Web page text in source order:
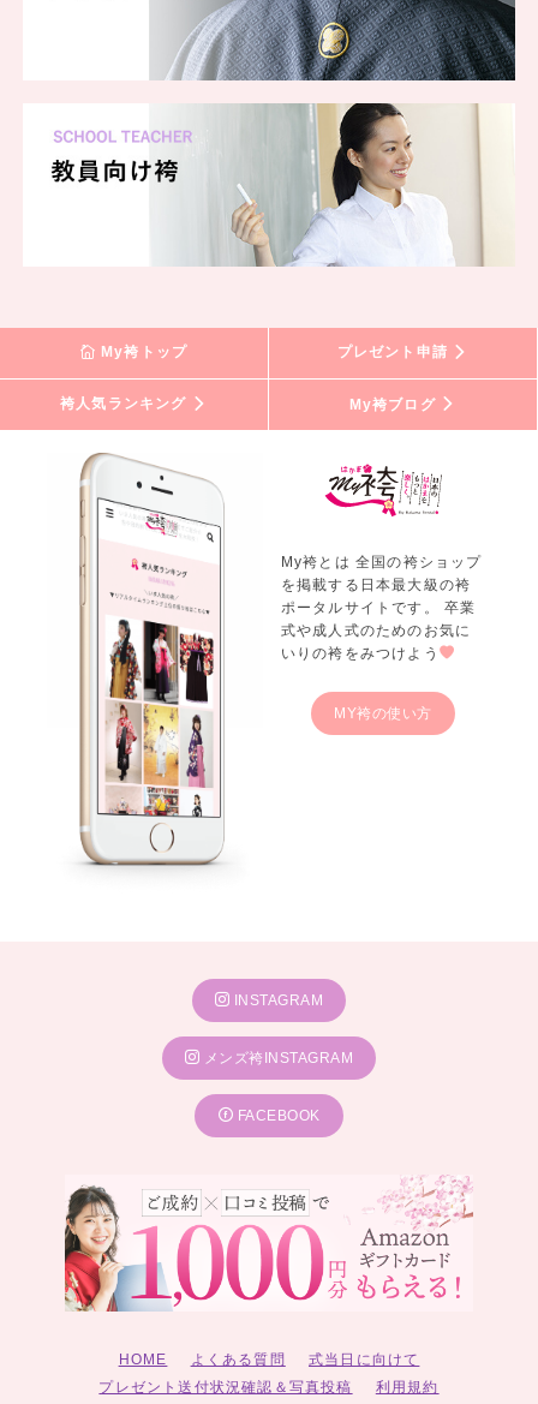
My袴トップ プレゼント申請
袴人気ランキング My袴ブログ
My袴とは 全国の袴ショップ
を掲載する日本最大級の袴
ポータルサイトです。 卒業
式や成人式のためのお気に
いりの袴をみつけよう
MY袴の使い方
INSTAGRAM
メンズ袴INSTAGRAM
FACEBOOK
HOME よくある質問
式当日に向けて
プレゼント送付状況確認＆写真投稿
利用規約